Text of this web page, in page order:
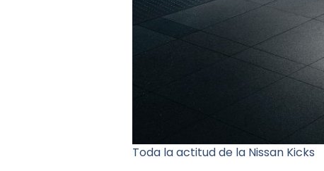
Toda la actitud de la Nissan Kicks